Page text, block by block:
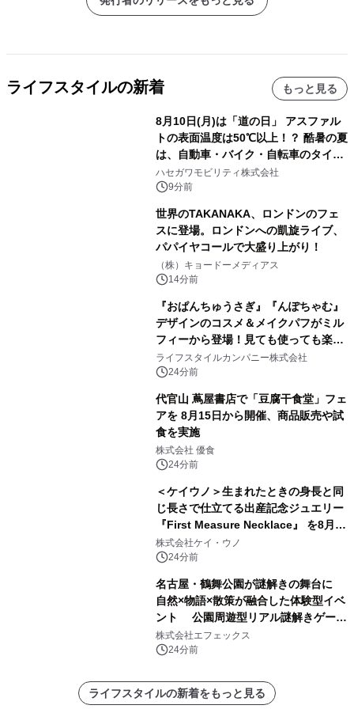
ライフスタイルの新着 もっと見る
8月10日(月)は「道の日」 アスファル
トの表面温度は50℃以上！？ 酷暑の夏
は、自動車・バイク・自転車のタイヤ
バーストが増加 簡単にできる予防法
をご紹介
ハセガワモビリティ株式会社
9分前
世界のTAKANAKA、ロンドンのフェ
スに登場。ロンドンへの凱旋ライブ、
パパイヤコールで大盛り上がり！
（株）キョードーメディアス
14分前
『おぱんちゅうさぎ』『んぽちゃむ』
デザインのコスメ＆メイクパフがミル
フィーから登場！見ても使っても楽し
い、ポップでキュートなコレクショ
ン。
ライフスタイルカンパニー株式会社
24分前
代官山 蔦屋書店で「豆腐干食堂」フェ
アを 8月15日から開催、商品販売や試
食を実施
株式会社 優食
24分前
＜ケイウノ＞生まれたときの身長と同
じ長さで仕立てる出産記念ジュエリー
『First Measure Necklace』 を8月14
日(金)に発売
株式会社ケイ・ウノ
24分前
名古屋・鶴舞公園が謎解きの舞台に
自然×物語×散策が融合した体験型イベ
ント 公園周遊型リアル謎解きゲーム
「クローバーの国とトランプの魔法」
開催決定
株式会社エフェックス
24分前
ライフスタイルの新着をもっと見る